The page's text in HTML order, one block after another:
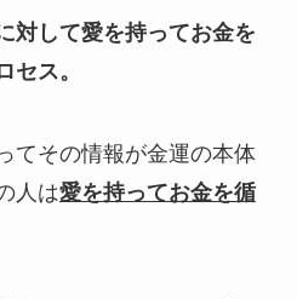
対して愛を持ってお金を
セス。
てその情報が金運の本体
人は愛を持ってお金を循